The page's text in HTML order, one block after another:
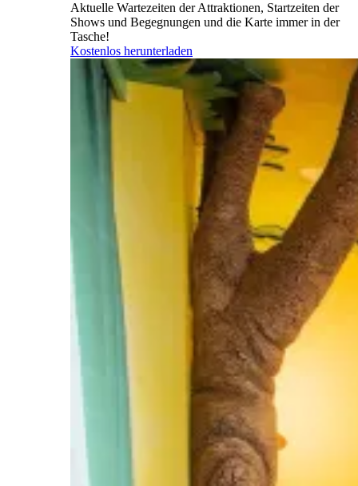
Aktuelle Wartezeiten der Attraktionen, Startzeiten der
Shows und Begegnungen und die Karte immer in der
Tasche!
Kostenlos herunterladen